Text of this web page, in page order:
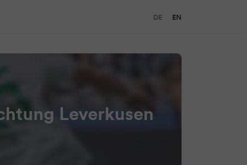
DE EN
Leverkusen